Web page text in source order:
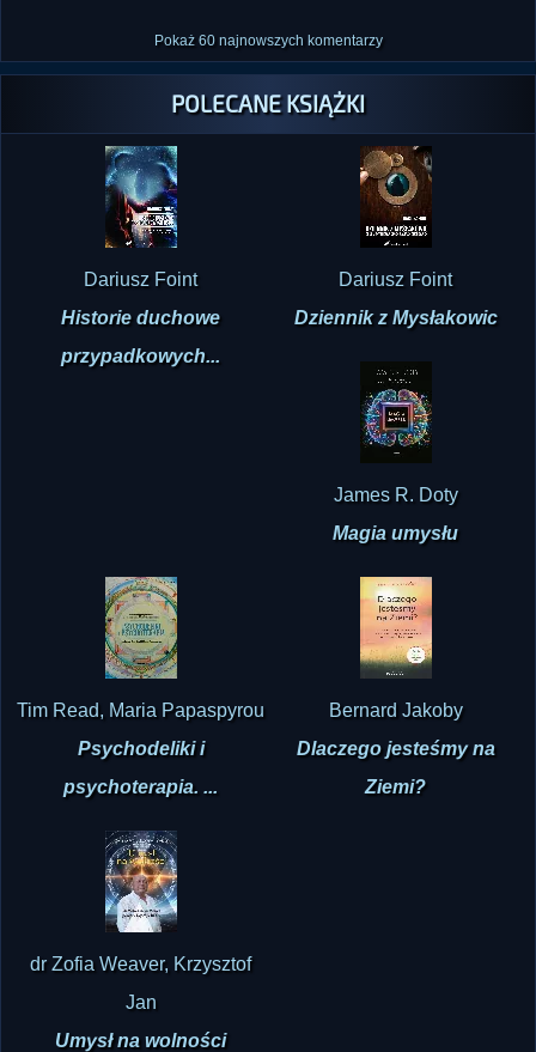
Pokaż 60 najnowszych komentarzy
POLECANE KSIĄŻKI
Dariusz Foint
Historie duchowe
przypadkowych...
Dariusz Foint
Dziennik z Mysłakowic
James R. Doty
Magia umysłu
Tim Read, Maria Papaspyrou
Psychodeliki i
psychoterapia. ...
Bernard Jakoby
Dlaczego jesteśmy na
Ziemi?
dr Zofia Weaver, Krzysztof
Jan
Umysł na wolności